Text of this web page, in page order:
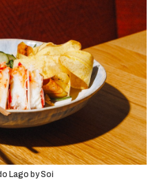
Lago by Soi